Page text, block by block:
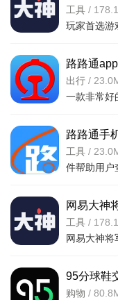
软件内容
核心定位：面向有
代音视频技术打破空间
例会、项目讨论、跨部
流畅、功能全面、操作
场景与适配：覆盖
项目沟通等场景，支
v4.15.0华
工具 /
路路通
版
出行 /
路路通手
工具 /
网易大神
版v4.15.0
工具 /
95分球鞋
版
购物 /